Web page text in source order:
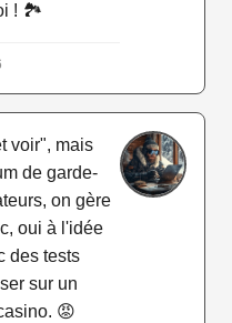
! 🏞️
voir", mais
de garde-
on gère
oui à l'idée
des tests
sur un
😡